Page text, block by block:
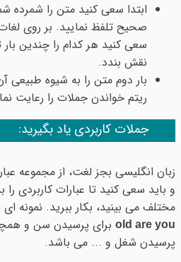
ابتدا سعی کنید متن را شمرده
صحیح تلفظ نمایید. بر روی
سعی کنید هر کدام را چندین بار
نقش بندد.
بار دوم متن را به شیوه طبیعی
ریتم خواندن جملات را رعایت
جملات کاربردی یاد بگیرید:
زبان انگلیسی بجز لغت، از مجموعه
و باید سعی کنید تا عبارات کاربردی
مختلف می بینید، بکار ببرید. نمونه
old are you برای پرسیدن سن و
پرسیدن شغل و ... می باشد.